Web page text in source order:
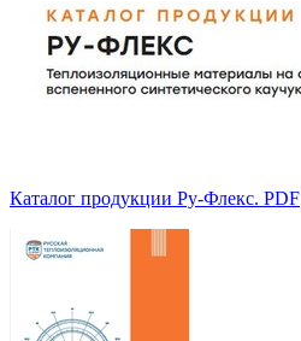
Каталог продукции Ру-Флекс. PDF